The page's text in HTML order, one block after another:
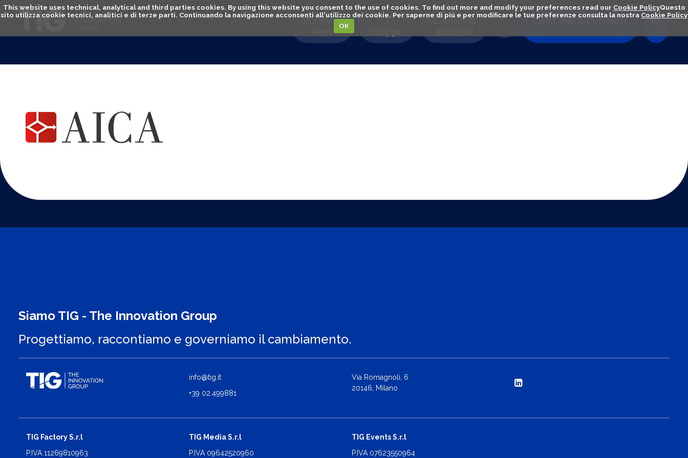
This website uses technical, analytical and third parties cookies. By using this website you consent to the use of cookies. To find out more and modify your preferences read our Cookie PolicyQuesto
sito utilizza cookie tecnici, analitici e di terze parti. Continuando la navigazione acconsenti all'utilizzo dei cookie. Per saperne di piú e per modificare le tue preferenze consulta la nostra Cookie Policy
OK
Let's Talk & Connect!
Business
Il
Contenuti
Siamo TIG - The Innovation Group
Progettiamo, raccontiamo e governiamo il cambiamento.
info@tig.it
+39 02.499881
Via Romagnoli, 6
20146, Milano
TIG Factory S.r.l
P.IVA 11269810963
TIG Media S.r.l
P.IVA 09642520960
TIG Events S.r.l
P.IVA 07623550964